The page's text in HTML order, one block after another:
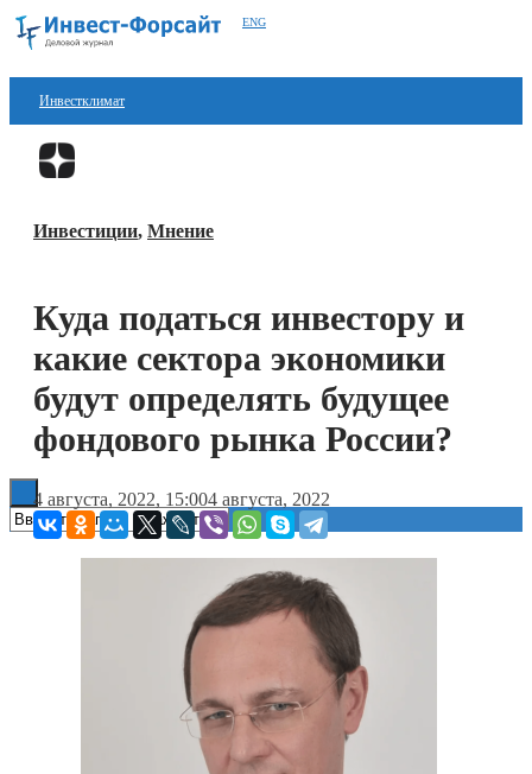
ENG
Инвестклимат
Финансы
Блокчейн
Технологии
ESG
Книги
Инвестиции, Мнение
Куда податься инвестору и
какие сектора экономики
будут определять будущее
фондового рынка России?
4 августа, 2022, 15:004 августа, 2022